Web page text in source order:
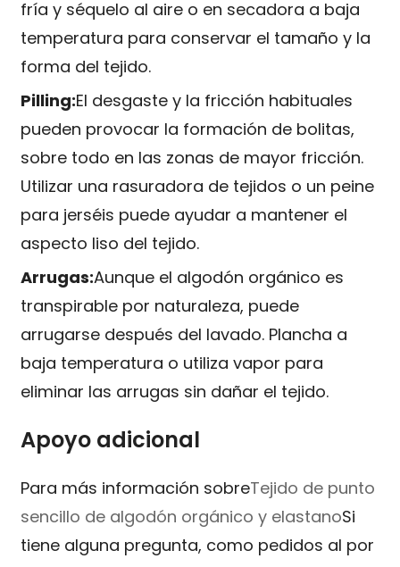
fría y séquelo al aire o en secadora a baja
temperatura para conservar el tamaño y la
forma del tejido.
Pilling:El desgaste y la fricción habituales
pueden provocar la formación de bolitas,
sobre todo en las zonas de mayor fricción.
Utilizar una rasuradora de tejidos o un peine
para jerséis puede ayudar a mantener el
aspecto liso del tejido.
Arrugas:Aunque el algodón orgánico es
transpirable por naturaleza, puede
arrugarse después del lavado. Plancha a
baja temperatura o utiliza vapor para
eliminar las arrugas sin dañar el tejido.
Apoyo adicional
Para más información sobreTejido de punto
sencillo de algodón orgánico y elastanoSi
tiene alguna pregunta, como pedidos al por